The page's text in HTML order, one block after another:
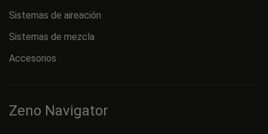
Sistemas de aireación
Sistemas de mezcla
Accesorios
Zeno Navigator